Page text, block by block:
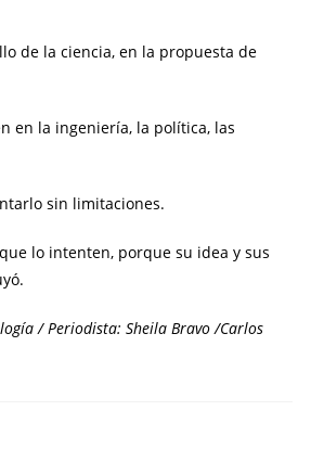
de la ciencia, en la propuesta de
en la ingeniería, la política, las
sin limitaciones.
lo intenten, porque su idea y sus
/ Periodista: Sheila Bravo /Carlos